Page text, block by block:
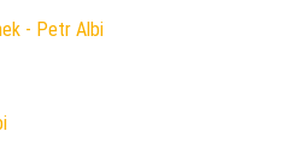
- Petr Albi
cena byla: 229 Kč.
byla: 69 Kč.